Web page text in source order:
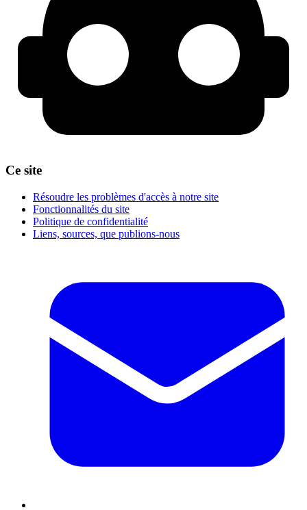
Ce site
Résoudre les problèmes d'accès à notre site
Fonctionnalités du site
Politique de confidentialité
Liens, sources, que publions-nous